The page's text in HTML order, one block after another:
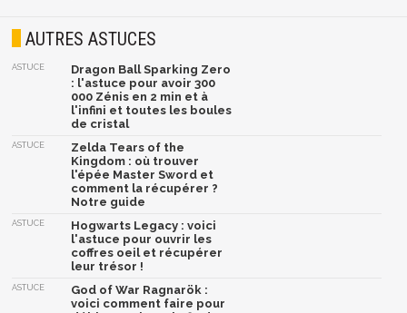
AUTRES ASTUCES
ASTUCE
Dragon Ball Sparking Zero
: l'astuce pour avoir 300
000 Zénis en 2 min et à
l'infini et toutes les boules
de cristal
ASTUCE
Zelda Tears of the
Kingdom : où trouver
l'épée Master Sword et
comment la récupérer ?
Notre guide
ASTUCE
Hogwarts Legacy : voici
l'astuce pour ouvrir les
coffres oeil et récupérer
leur trésor !
ASTUCE
God of War Ragnarök :
voici comment faire pour